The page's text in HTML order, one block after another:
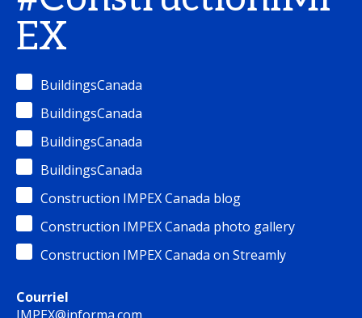
EX
BuildingsCanada
BuildingsCanada
BuildingsCanada
BuildingsCanada
Construction IMPEX Canada blog
Construction IMPEX Canada photo gallery
Construction IMPEX Canada on Streamly
Courriel